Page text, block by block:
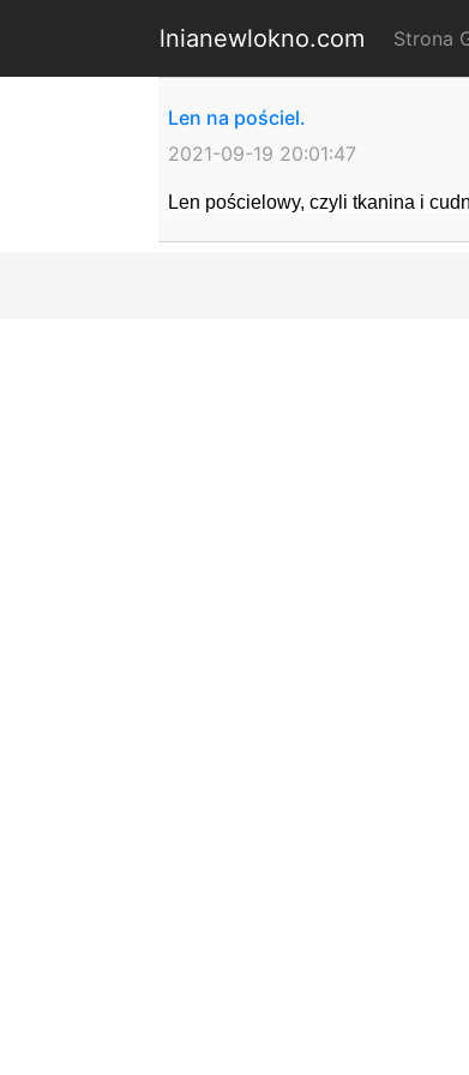
lnianewlokno.com Strona
Len na pościel.
2021-09-19 20:01:47
Len pościelowy, czyli tkanina i